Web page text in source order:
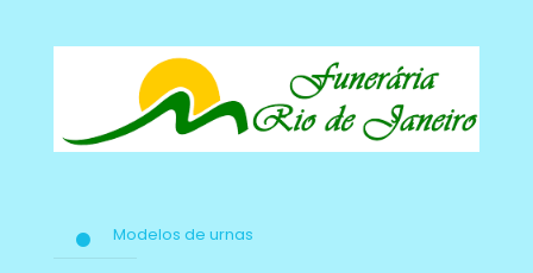
Modelos de urnas